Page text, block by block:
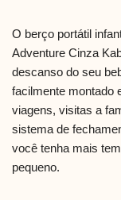
O berço portátil
Adventure Cinza
descanso do seu
facilmente montado
viagens, visitas a
sistema de
você tenha mais
pequeno.